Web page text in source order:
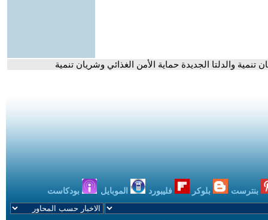
تنمية والدلتا الجديدة حماية الأمن الغذائي وشريان تنمية
بنترست بلوكر فليبورد الموبايل بودكاست